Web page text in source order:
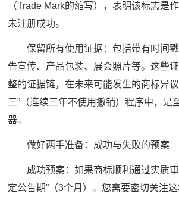
（Trade Mark的缩写），表明该标志是
未注册成功。
保留所有使用证据：包括带有时间戳
告宣传、产品包装、展会照片等。这些
整的证据链，在未来可能发生的商标异
三”（连续三年不使用撤销）程序中，是
器。
做好两手准备：成功与失败的预案
成功预案：如果商标顺利通过实质审
定公告期”（3个月）。您需要密切关注